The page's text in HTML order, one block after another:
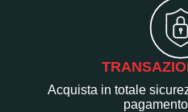
Acquista in totale